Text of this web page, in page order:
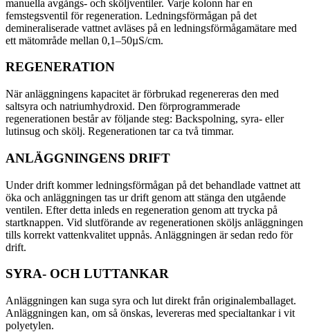
manuella avgångs- och sköljventiler. Varje kolonn har en
femstegsventil för regeneration. Ledningsförmågan på det
demineraliserade vattnet avläses på en ledningsförmågamätare med
ett mätområde mellan 0,1–50µS/cm.
REGENERATION
När anläggningens kapacitet är förbrukad regenereras den med
saltsyra och natriumhydroxid. Den förprogrammerade
regenerationen består av följande steg: Backspolning, syra- eller
lutinsug och skölj. Regenerationen tar ca två timmar.
ANLÄGGNINGENS DRIFT
Under drift kommer ledningsförmågan på det behandlade vattnet att
öka och anläggningen tas ur drift genom att stänga den utgående
ventilen. Efter detta inleds en regeneration genom att trycka på
startknappen. Vid slutförande av regenerationen sköljs anläggningen
tills korrekt vattenkvalitet uppnås. Anläggningen är sedan redo för
drift.
SYRA- OCH LUTTANKAR
Anläggningen kan suga syra och lut direkt från originalemballaget.
Anläggningen kan, om så önskas, levereras med specialtankar i vit
polyetylen.